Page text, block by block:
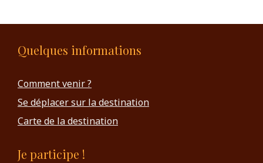
Quelques informations
Comment venir ?
Se déplacer sur la destination
Carte de la destination
Je participe !